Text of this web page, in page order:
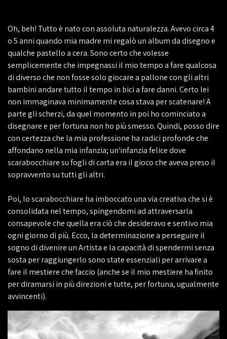
Oh, beh! Tutto è nato con assoluta naturalezza. Avevo circa 4
o 5 anni quando mia madre mi regalò un album da disegno e
qualche pastello a cera. Sono certo che volesse
semplicemente che impegnassi il mio tempo a fare qualcosa
di diverso che non fosse solo giocare a pallone con gli altri
bambini andare tutto il tempo in bici a fare danni. Certo lei
non immaginava minimamente cosa stava per scatenare! A
parte gli scherzi, da quel momento in poi ho cominciato a
disegnare e per fortuna non ho più smesso. Quindi, posso dire
con certezza che la mia professione ha radici profonde che
affondano nella mia infanzia; un'infanzia felice dove
scarabocchiare su fogli di carta era il gioco che aveva preso il
sopravvento su tutti gli altri.
Poi, lo scarabocchiare ha imboccato una via creativa che si è
consolidata nel tempo, spingendomi ad attraversarla
consapevole che quella era ciò che desideravo e sentivo mia
ogni giorno di più. Ecco, la determinazione a perseguire il
sogno di divenire un Artista e la capacità di spendermi senza
sosta per raggiungerlo sono state essenziali per arrivare a
fare il mestiere che faccio (anche se il mio mestiere ha finito
per diramarsi in più direzioni e tutte, per fortuna, ugualmente
avvincenti).